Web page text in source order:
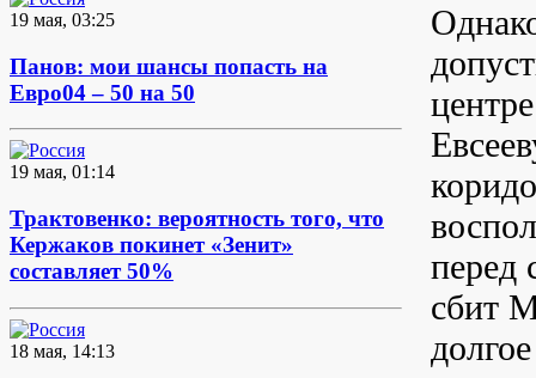
19 мая, 03:25
Панов: мои шансы попасть на
Евро04 – 50 на 50
19 мая, 01:14
Трактовенко: вероятность того, что
Кержаков покинет «Зенит»
составляет 50%
18 мая, 14:13
перед
сбит